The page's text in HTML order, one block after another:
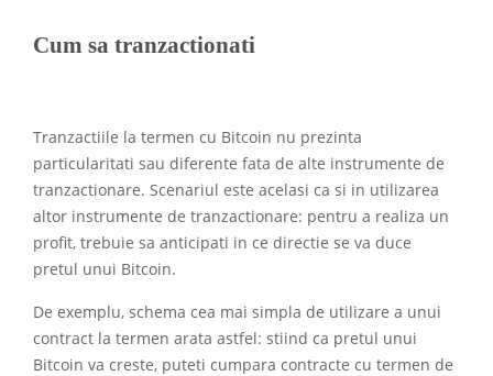
Cum sa tranzactionati
Tranzactiile la termen cu Bitcoin nu prezinta
particularitati sau diferente fata de alte instrumente de
tranzactionare. Scenariul este acelasi ca si in utilizarea
altor instrumente de tranzactionare: pentru a realiza un
profit, trebuie sa anticipati in ce directie se va duce
pretul unui Bitcoin.
De exemplu, schema cea mai simpla de utilizare a unui
contract la termen arata astfel: stiind ca pretul unui
Bitcoin va creste, puteti cumpara contracte cu termen de